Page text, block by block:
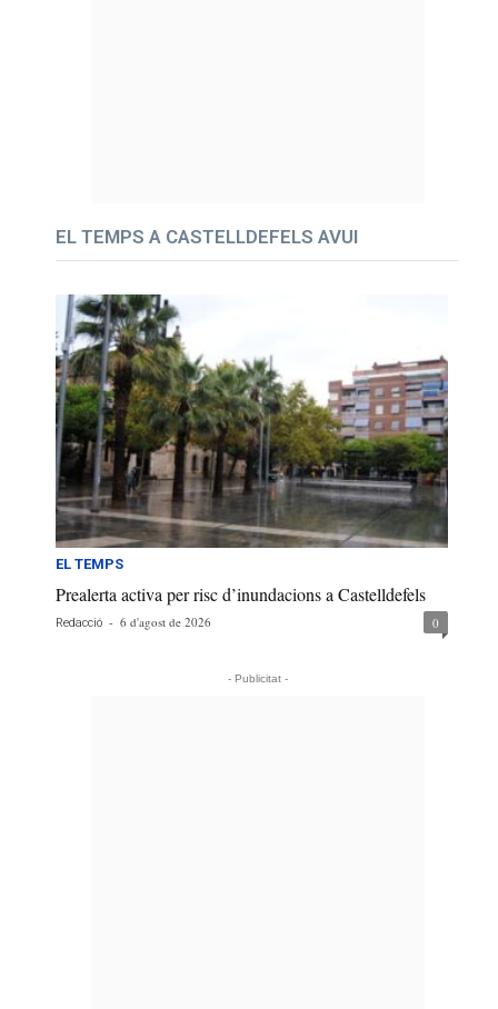
EL TEMPS A CASTELLDEFELS AVUI
EL TEMPS
Prealerta activa per risc d’inundacions a Castelldefels
Redacció - 6 d'agost de 2026 0
- Publicitat -